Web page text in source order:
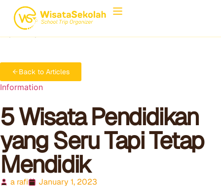
Home Information
5 Wisata Pendidikan yang Seru
Tapi Tetap Mendidik
Back to Articles
Information
5 Wisata Pendidikan
yang Seru Tapi Tetap
Mendidik
a rafi January 1, 2023